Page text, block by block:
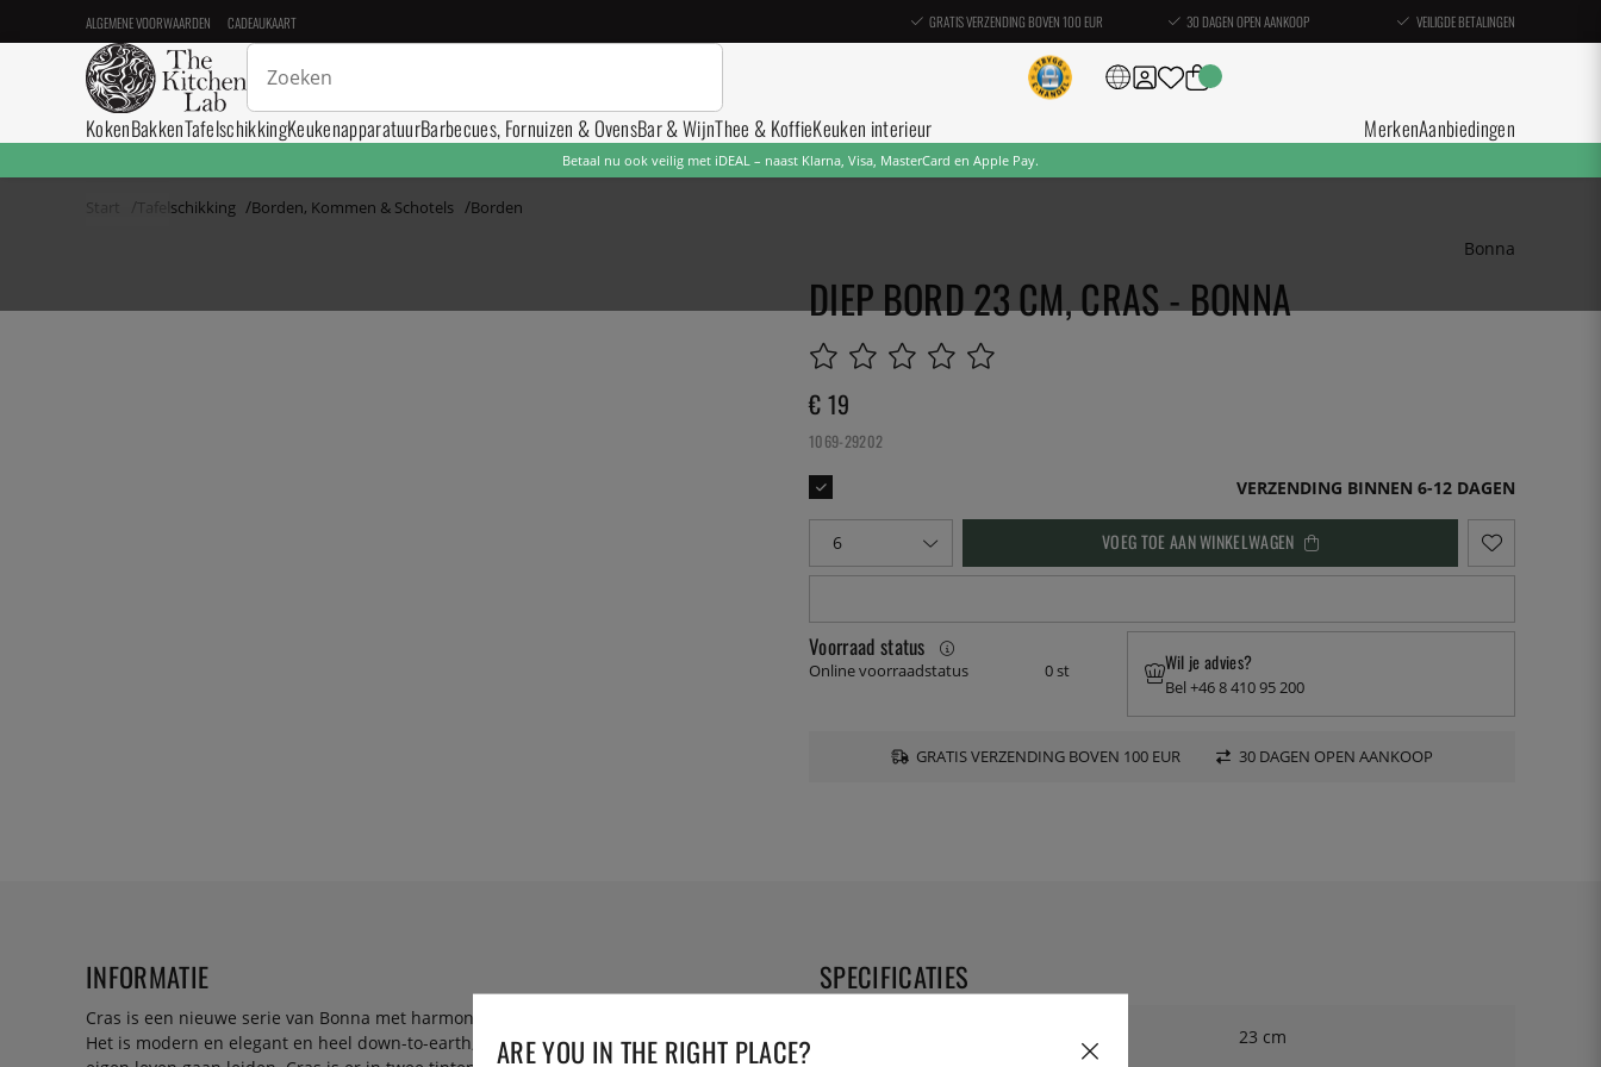
ALGEMENE VOORWAARDEN CADEAUKAART GRATIS VERZENDING BOVEN 100 EUR 30 DAGEN OPEN AANKOOP VEILIGDE BETALINGEN
KokenBakkenTafelschikkingKeukenapparatuurBarbecues, Fornuizen & OvensBar & WijnThee & KoffieKeuken interieur MerkenAanbiedingen
Betaal nu ook veilig met iDEAL – naast Klarna, Visa, MasterCard en Apple Pay.
Start Tafelschikking Borden, Kommen & Schotels Borden
Bonna
DIEP BORD 23 CM, CRAS - BONNA
€ 19
1069-29202
VERZENDING BINNEN 6-12 DAGEN
VOEG TOE AAN WINKELWAGEN
Voorraad status
Online voorraadstatus 0 st Wil je advies?
Bel +46 8 410 95 200
GRATIS VERZENDING BOVEN 100 EUR 30 DAGEN OPEN AANKOOP
INFORMATIE
Cras is een nieuwe serie van Bonna met harmonieuze, natuurlijke lijnen en kleuren.
Het is modern en elegant en heel down-to-earth, met zachte speelse randen die een
SPECIFICATIES
23 cm
ARE YOU IN THE RIGHT PLACE?